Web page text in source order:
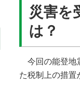
災害を
は？
今回の能登地
た税制上の措置